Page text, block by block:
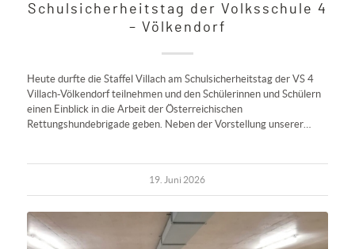
Schulsicherheitstag der Volksschule 4
– Völkendorf
Heute durfte die Staffel Villach am Schulsicherheitstag der VS 4
Villach-Völkendorf teilnehmen und den Schülerinnen und Schülern
einen Einblick in die Arbeit der Österreichischen
Rettungshundebrigade geben. Neben der Vorstellung unserer…
19. Juni 2026